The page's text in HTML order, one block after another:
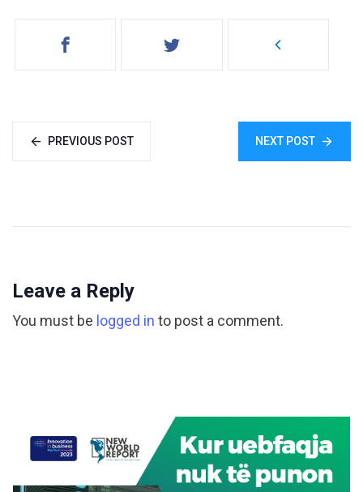
PREVIOUS POST NEXT POST
Leave a Reply
You must be logged in to post a comment.